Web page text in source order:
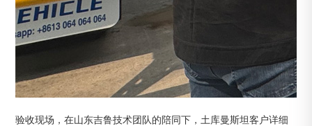
验收现场，在山东吉鲁技术团队的陪同下，土库曼斯坦客户详细